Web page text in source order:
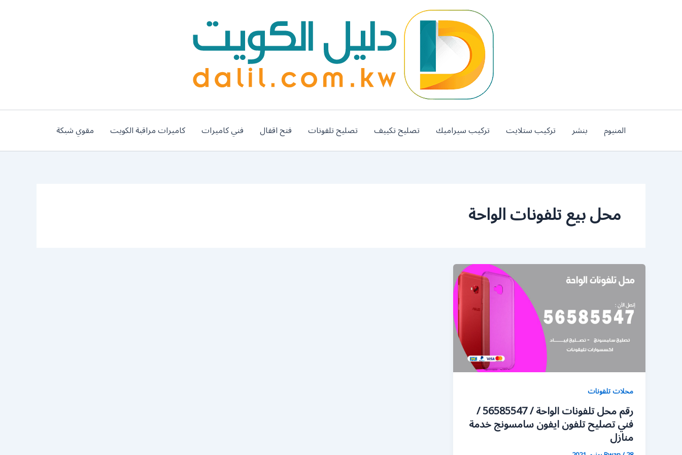
المنيوم بنشر تركيب ستلايت تركيب سيراميك تصليح تكييف تصليح تلفونات فتح اقفال فني كاميرات كاميرات مراقبة الكويت مقوي شبكة
محل بيع تلفونات الواحة
محلات تلفونات
رقم محل تلفونات الواحة / 56585547 /
فني تصليح تلفون ايفون سامسونج خدمة
منازل